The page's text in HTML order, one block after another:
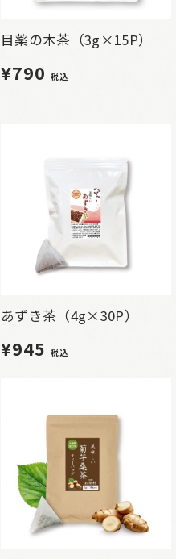
目薬の木茶（3g×15P）
¥790税込
あずき茶（4g×30P）
¥945税込